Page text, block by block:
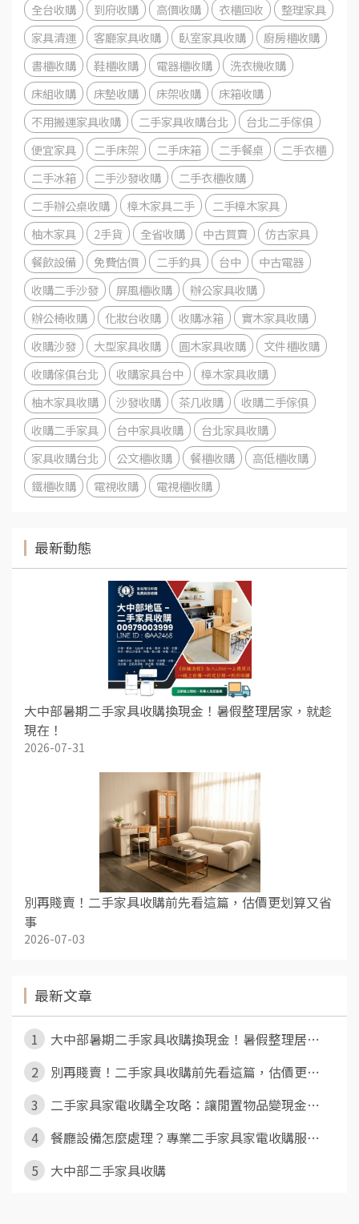
全台收購
到府收購 高價收購 衣櫃回收
整理家具
家具清運
客廳家具收購 臥室家具收購
廚房櫃收購
書櫃收購
鞋櫃收購 電器櫃收購
洗衣機收購
床組收購
床墊收購 床架收購
床箱收購
不用搬運家具收購
二手家具收購台北
台北二手傢俱
便宜家具
二手床架 二手床箱 二手餐桌
二手衣櫃
二手冰箱
二手沙發收購
二手衣櫃收購
二手辦公桌收購
樟木家具二手
二手樟木家具
柚木家具
2手貨 全省收購 中古買賣
仿古家具
餐飲設備
免費估價 二手釣具 台中
中古電器
收購二手沙發
屏風櫃收購
辦公家具收購
辦公椅收購
化妝台收購 收購冰箱
實木家具收購
收購沙發
大型家具收購 圓木家具收購
文件櫃收購
收購傢俱台北
收購家具台中
樟木家具收購
柚木家具收購
沙發收購 茶几收購
收購二手傢俱
收購二手家具
台中家具收購
台北家具收購
家具收購台北
公文櫃收購 餐櫃收購
高低櫃收購
鐵櫃收購
電視收購 電視櫃收購
最新動態
大中部暑期二手家具收購換現金！暑假整理居家，就趁
現在！
2026-07-31
別再賤賣！二手家具收購前先看這篇，估價更划算又省
事
2026-07-03
最新文章
1
大中部暑期二手家具收購換現金！暑假整理居⋯
2
別再賤賣！二手家具收購前先看這篇，估價更⋯
3
二手家具家電收購全攻略：讓閒置物品變現金⋯
4
餐廳設備怎麼處理？專業二手家具家電收購服⋯
5
大中部二手家具收購